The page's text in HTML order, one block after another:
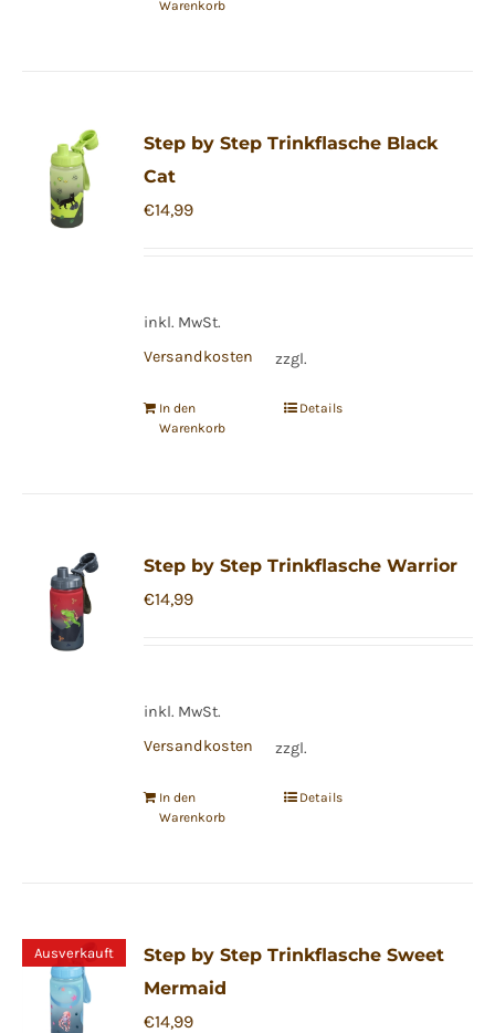
Warenkorb
Step by Step Trinkflasche Black
Cat
€14,99
inkl. MwSt.
zzgl.
Versandkosten
In den
Warenkorb
Details
Step by Step Trinkflasche Warrior
€14,99
inkl. MwSt.
zzgl.
Versandkosten
In den
Warenkorb
Details
Ausverkauft
Step by Step Trinkflasche Sweet
Mermaid
€14,99